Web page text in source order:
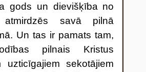
gods un dievišķība no
atmirdzēs savā pilnā
Un tas ir pamats tam,
pilnais Kristus
uzticīgajiem sekotājiem